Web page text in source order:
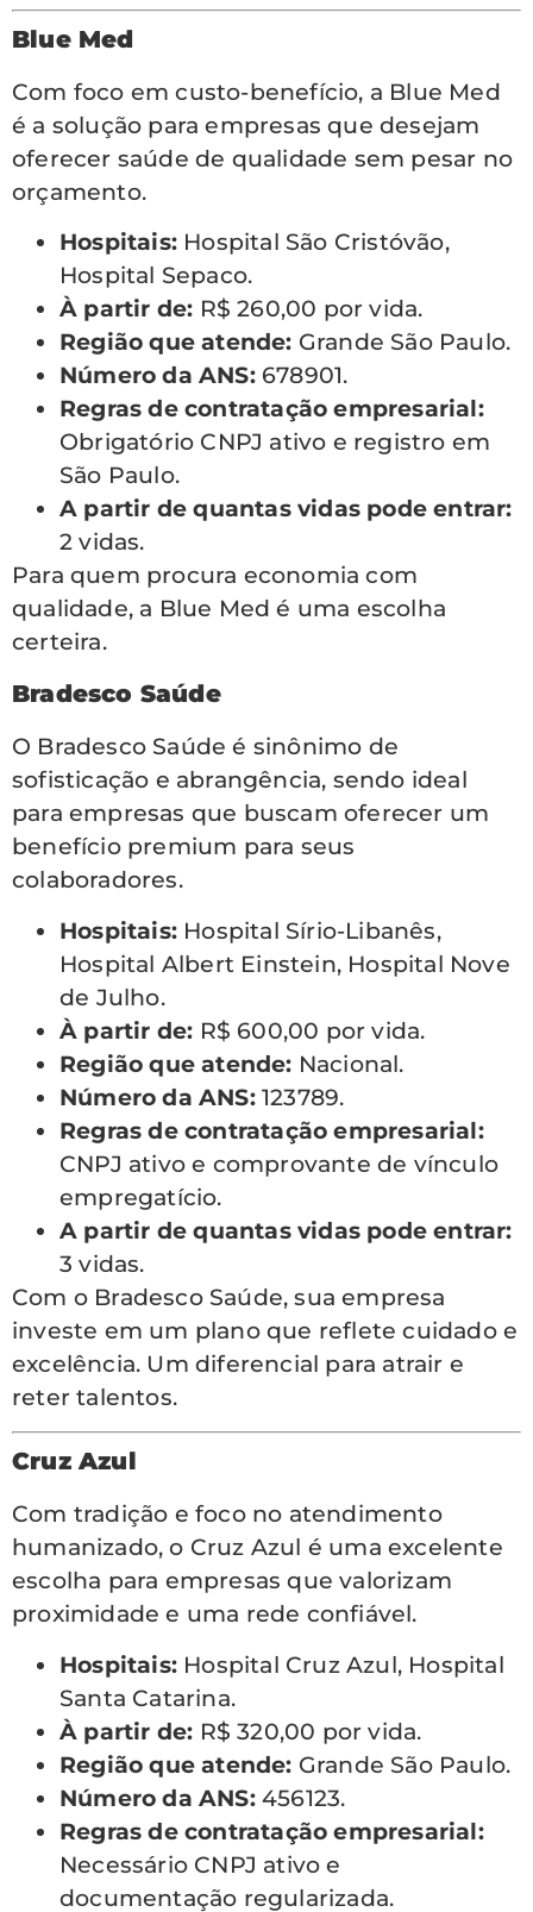
Blue Med
Com foco em custo-benefício, a Blue Med
é a solução para empresas que desejam
oferecer saúde de qualidade sem pesar no
orçamento.
Hospitais: Hospital São Cristóvão,
Hospital Sepaco.
À partir de: R$ 260,00 por vida.
Região que atende: Grande São Paulo.
Número da ANS:678901.
Regras de contratação empresarial:
Obrigatório CNPJ ativo e registro em
São Paulo.
A partir de quantas vidas pode entrar:
2 vidas.
Para quem procura economia com
qualidade, a Blue Med é uma escolha
certeira.
Bradesco Saúde
O Bradesco Saúde é sinônimo de
sofisticação e abrangência, sendo ideal
para empresas que buscam oferecer um
benefício premium para seus
colaboradores.
Hospitais: Hospital Sírio-Libanês,
Hospital Albert Einstein, Hospital Nove
de Julho.
À partir de: R$ 600,00 por vida.
Região que atende: Nacional.
Número da ANS:123789.
Regras de contratação empresarial:
CNPJ ativo e comprovante de vínculo
empregatício.
A partir de quantas vidas pode entrar:
3 vidas.
Com o Bradesco Saúde, sua empresa
investe em um plano que reflete cuidado e
excelência. Um diferencial para atrair e
reter talentos.
Cruz Azul
Com tradição e foco no atendimento
humanizado, o Cruz Azul é uma excelente
escolha para empresas que valorizam
proximidade e uma rede confiável.
Hospitais: Hospital Cruz Azul, Hospital
Santa Catarina.
À partir de: R$ 320,00 por vida.
Região que atende: Grande São Paulo.
Número da ANS:456123.
Regras de contratação empresarial:
Necessário CNPJ ativo e
documentação regularizada.